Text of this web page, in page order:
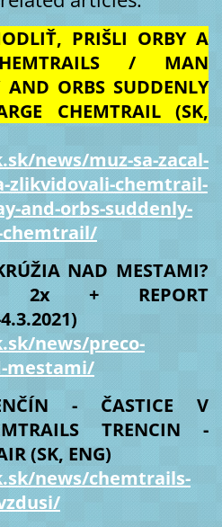
PRIŠLI ORBY A
/ MAN
AND ORBS SUDDENLY
CHEMTRAIL (SK,
news/muz-sa-zacal-
zlikvidovali-chemtrail-
and-orbs-suddenly-
chemtrail/
NAD MESTAMI?
2x + REPORT
news/preco-
mestami/
- ČASTICE V
TRENCIN -
(SK, ENG)
news/chemtrails-